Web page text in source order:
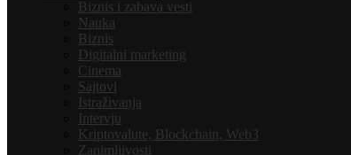
Biznis i zabava vesti
Nauka
Biznis
Digitalni marketing
Cinema
Sajtovi
Istraživanja
Intervju
Kriptovalute, Blockchain, Web3
Zanimljivosti